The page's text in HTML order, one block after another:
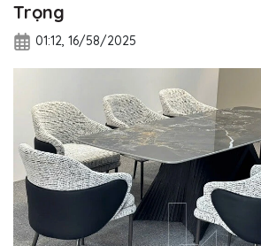
Trọng
01:12, 16/58/2025